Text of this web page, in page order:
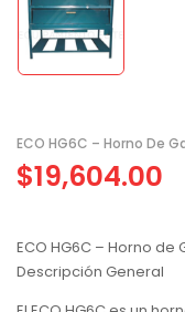
ECO HG6C – Horno De
$19,604.00
ECO HG6C – Horno de
Descripción General